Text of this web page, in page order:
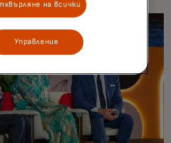
на всички
Управление